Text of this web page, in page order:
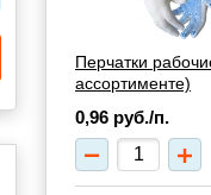
Перчатки
ассортименте)
0,96 руб./п.